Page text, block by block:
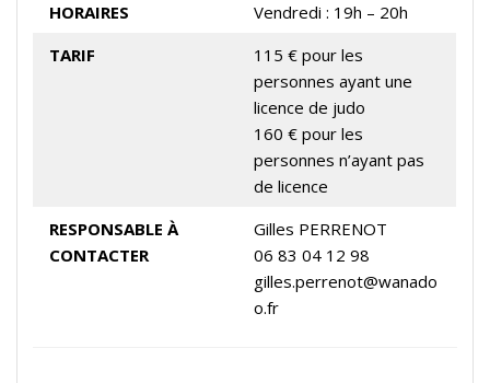
HORAIRES
Vendredi : 19h – 20h
TARIF
115 € pour les
personnes ayant une
licence de judo
160 € pour les
personnes n’ayant pas
de licence
RESPONSABLE À
CONTACTER
Gilles PERRENOT
06 83 04 12 98
gilles.perrenot@wanado
o.fr